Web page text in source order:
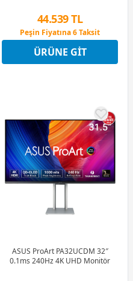
44.539 TL
Peşin Fiyatına 6 Taksit
12 Ay x 5.239 TL taksitle
Peşin Fiyatına 6 Taksit
ÜRÜNE GIT
ASUS ProArt PA32UCDM 32″
0.1ms 240Hz 4K UHD Monitör